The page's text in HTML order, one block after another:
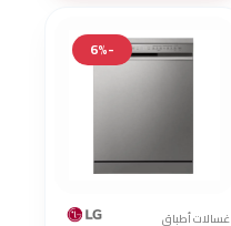
-6%
غسالات أطباق